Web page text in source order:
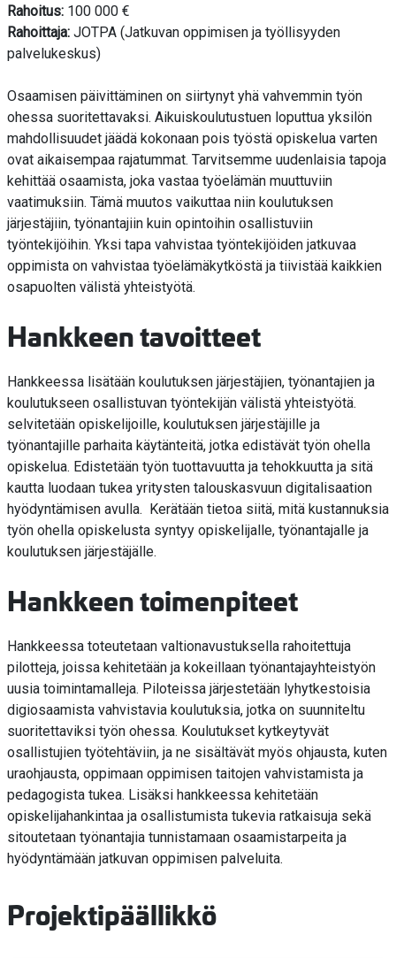
Rahoitus: 100 000 €
Rahoittaja: JOTPA (Jatkuvan oppimisen ja työllisyyden
palvelukeskus)
Osaamisen päivittäminen on siirtynyt yhä vahvemmin työn
ohessa suoritettavaksi. Aikuiskoulutustuen loputtua yksilön
mahdollisuudet jäädä kokonaan pois työstä opiskelua varten
ovat aikaisempaa rajatummat. Tarvitsemme uudenlaisia tapoja
kehittää osaamista, joka vastaa työelämän muuttuviin
vaatimuksiin. Tämä muutos vaikuttaa niin koulutuksen
järjestäjiin, työnantajiin kuin opintoihin osallistuviin
työntekijöihin. Yksi tapa vahvistaa työntekijöiden jatkuvaa
oppimista on vahvistaa työelämäkytköstä ja tiivistää kaikkien
osapuolten välistä yhteistyötä.
Hankkeen tavoitteet
Hankkeessa lisätään koulutuksen järjestäjien, työnantajien ja
koulutukseen osallistuvan työntekijän välistä yhteistyötä.
selvitetään opiskelijoille, koulutuksen järjestäjille ja
työnantajille parhaita käytänteitä, jotka edistävät työn ohella
opiskelua. Edistetään työn tuottavuutta ja tehokkuutta ja sitä
kautta luodaan tukea yritysten talouskasvuun digitalisaation
hyödyntämisen avulla. Kerätään tietoa siitä, mitä kustannuksia
työn ohella opiskelusta syntyy opiskelijalle, työnantajalle ja
koulutuksen järjestäjälle.
Hankkeen toimenpiteet
Hankkeessa toteutetaan valtionavustuksella rahoitettuja
pilotteja, joissa kehitetään ja kokeillaan työnantajayhteistyön
uusia toimintamalleja. Piloteissa järjestetään lyhytkestoisia
digiosaamista vahvistavia koulutuksia, jotka on suunniteltu
suoritettaviksi työn ohessa. Koulutukset kytkeytyvät
osallistujien työtehtäviin, ja ne sisältävät myös ohjausta, kuten
uraohjausta, oppimaan oppimisen taitojen vahvistamista ja
pedagogista tukea. Lisäksi hankkeessa kehitetään
opiskelijahankintaa ja osallistumista tukevia ratkaisuja sekä
sitoutetaan työnantajia tunnistamaan osaamistarpeita ja
hyödyntämään jatkuvan oppimisen palveluita.
Projektipäällikkö